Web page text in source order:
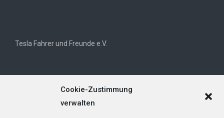
Cookie-Zustimmung
verwalten
Tesla Fahrer und Freunde e.V.